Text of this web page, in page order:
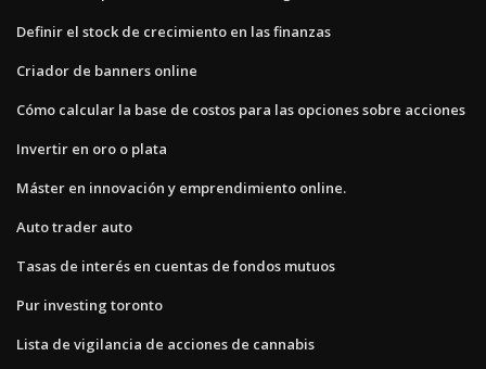
Definir el stock de crecimiento en las finanzas
Criador de banners online
Cómo calcular la base de costos para las opciones sobre acciones
Invertir en oro o plata
Máster en innovación y emprendimiento online.
Auto trader auto
Tasas de interés en cuentas de fondos mutuos
Pur investing toronto
Lista de vigilancia de acciones de cannabis